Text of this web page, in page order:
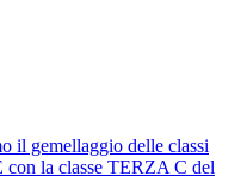
il gemellaggio delle classi
con la classe TERZA C del